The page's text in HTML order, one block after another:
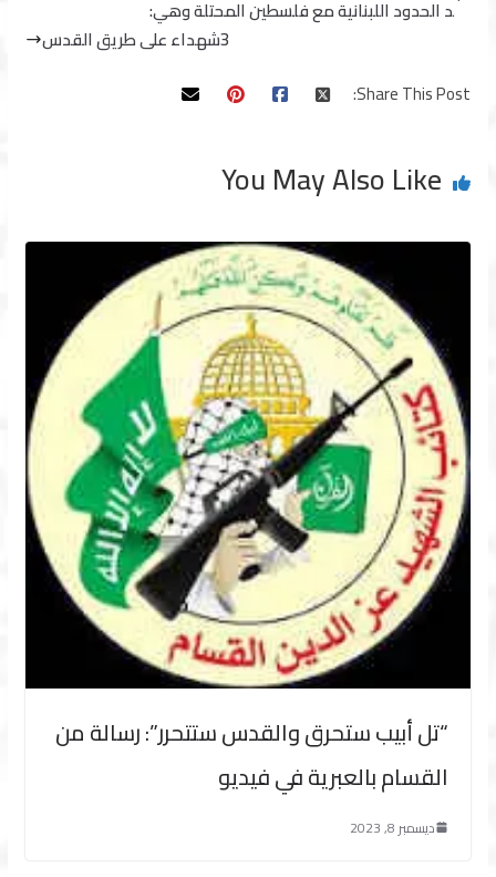
د الحدود اللبنانية مع فلسطين المحتلة وهي:
3شهداء على طريق القدس
Share This Post:
You May Also Like
“تل أبيب ستحرق والقدس ستتحرر”: رسالة من
القسام بالعبرية في فيديو
ديسمبر 8, 2023